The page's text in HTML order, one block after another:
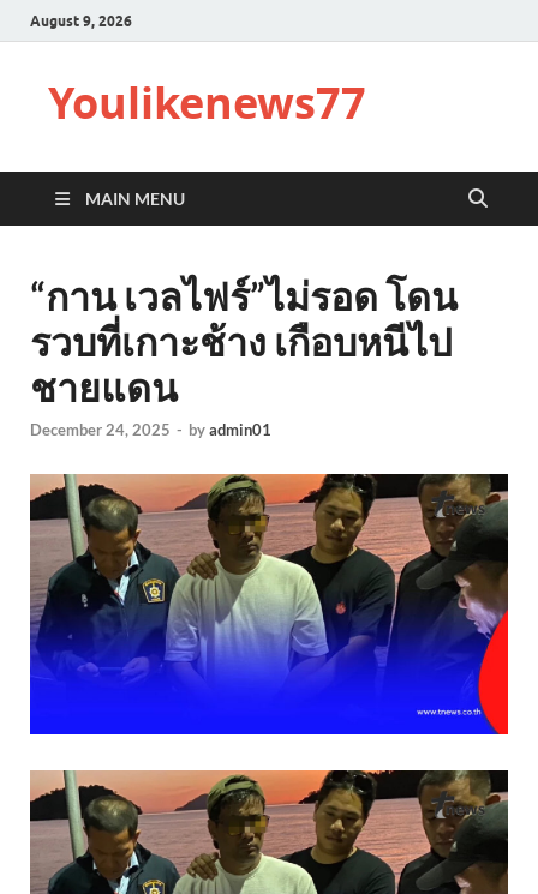
August 9, 2026
Youlikenews77
MAIN MENU
“กาน เวลไฟร์”ไม่รอด โดน
รวบที่เกาะช้าง เกือบหนีไป
ชายแดน
December 24, 2025 - byadmin01